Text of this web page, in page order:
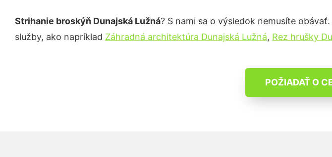
Strihanie broskýň Dunajská Lužná? S nami sa o výsledok nemusíte
služby, ako napríklad Záhradná architektúra Dunajská Lužná, Rez hrušky
POŽIADAŤ O